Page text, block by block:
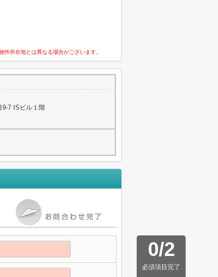
所在地とは異なる場合がございます。
9-7 ISビル１階
0/2
必須項目完了